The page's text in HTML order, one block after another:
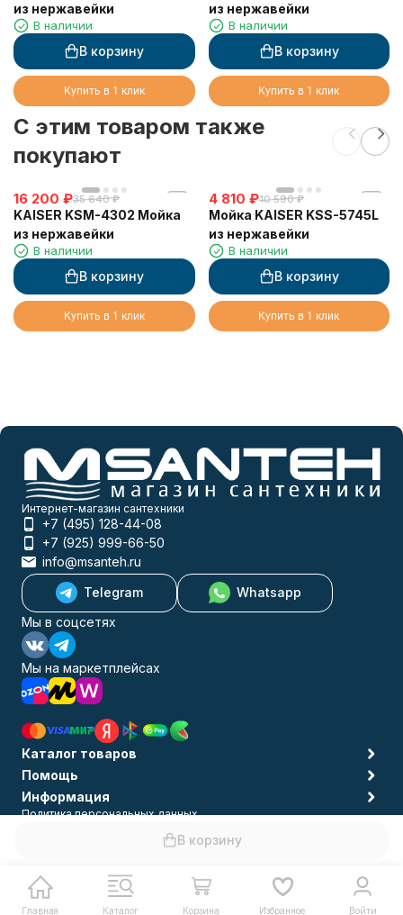
В корзину
из нержавейки
В наличии
В корзину
Купить в 1 клик
из нержавейки
В наличии
В корзину
Купить в 1 клик
C этим товаром также
покупают
16 200 ₽35 640 ₽
KAISER KSM-4302 Мойка
из нержавейки
В наличии
В корзину
Купить в 1 клик
4 810 ₽10 590 ₽
Мойка KAISER KSS-5745L
из нержавейки
В наличии
В корзину
Купить в 1 клик
Главная Каталог Корзина Избранное Войти
Интернет-магазин сантехники
+7 (495) 128-44-08
+7 (925) 999-66-50
info@msanteh.ru
Telegram
Whatsapp
Мы в соцсетях
Мы на маркетплейсах
Каталог товаров
Помощь
Информация
Политика персональных данных